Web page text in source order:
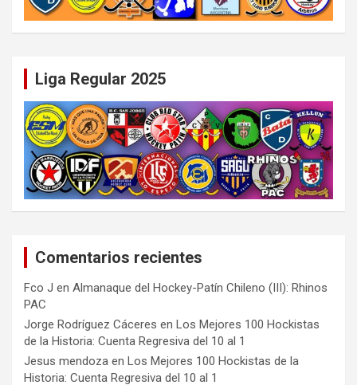
Liga Regular 2025
Comentarios recientes
Fco J en Almanaque del Hockey-Patín Chileno (III): Rhinos
PAC
Jorge Rodríguez Cáceres en Los Mejores 100 Hockistas
de la Historia: Cuenta Regresiva del 10 al 1
Jesus mendoza en Los Mejores 100 Hockistas de la
Historia: Cuenta Regresiva del 10 al 1